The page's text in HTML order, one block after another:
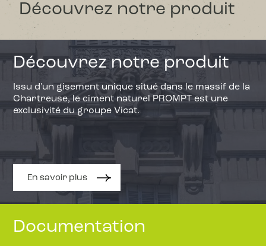
Découvrez notre produit
Découvrez notre produit
Issu d'un gisement unique situé dans le massif de la
Chartreuse, le ciment naturel PROMPT est une
exclusivité du groupe Vicat.
En savoir plus
Documentation